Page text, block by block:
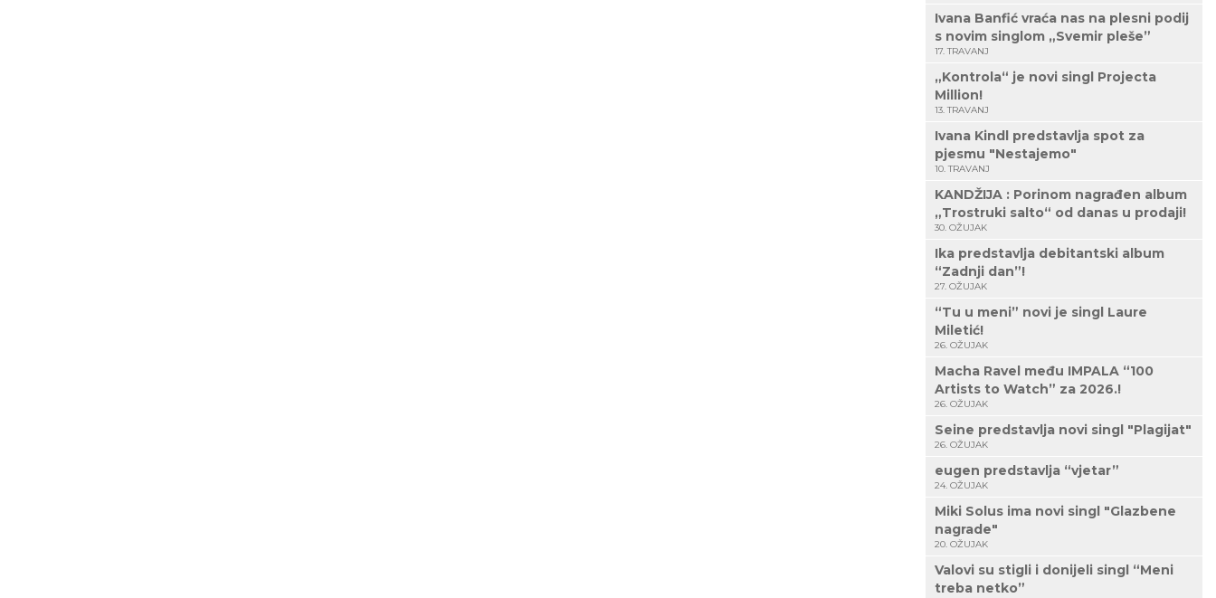
Ivana Banfić vraća nas na plesni podij
s novim singlom „Svemir pleše”
17. TRAVANJ
„Kontrola“ je novi singl Projecta
Million!
13. TRAVANJ
Ivana Kindl predstavlja spot za
pjesmu "Nestajemo"
10. TRAVANJ
KANDŽIJA : Porinom nagrađen album
„Trostruki salto“ od danas u prodaji!
30. OŽUJAK
Ika predstavlja debitantski album
“Zadnji dan”!
27. OŽUJAK
“Tu u meni” novi je singl Laure
Miletić!
26. OŽUJAK
Macha Ravel među IMPALA “100
Artists to Watch” za 2026.!
26. OŽUJAK
Seine predstavlja novi singl "Plagijat"
26. OŽUJAK
eugen predstavlja “vjetar”
24. OŽUJAK
Miki Solus ima novi singl "Glazbene
nagrade"
20. OŽUJAK
Valovi su stigli i donijeli singl “Meni
treba netko”